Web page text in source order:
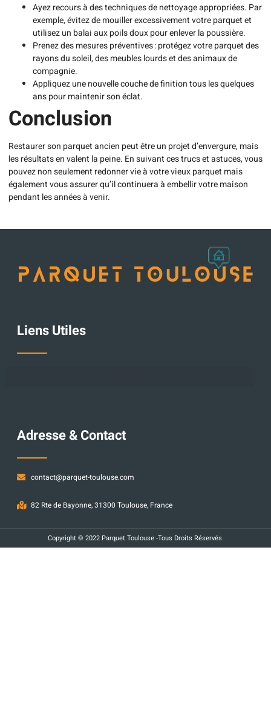
Ayez recours à des techniques de nettoyage appropriées. Par
exemple, évitez de mouiller excessivement votre parquet et
utilisez un balai aux poils doux pour enlever la poussière.
Prenez des mesures préventives : protégez votre parquet des
rayons du soleil, des meubles lourds et des animaux de
compagnie.
Appliquez une nouvelle couche de finition tous les quelques
ans pour maintenir son éclat.
Conclusion
Restaurer son parquet ancien peut être un projet d’envergure, mais
les résultats en valent la peine. En suivant ces trucs et astuces, vous
pouvez non seulement redonner vie à votre vieux parquet mais
également vous assurer qu’il continuera à embellir votre maison
pendant les années à venir.
Liens Utiles
Adresse & Contact
contact@parquet-toulouse.com
82 Rte de Bayonne, 31300 Toulouse, France
Copyright © 2022 Parquet Toulouse -Tous Droits Réservés.